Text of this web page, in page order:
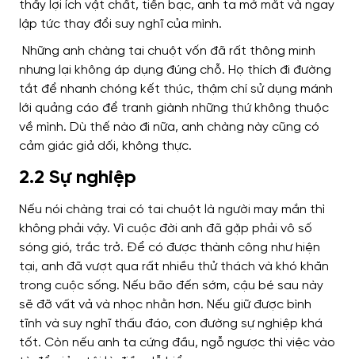
thấy lợi ích vật chất, tiền bạc, anh ta mở mắt và ngay
lập tức thay đổi suy nghĩ của mình.
Những anh chàng tai chuột vốn đã rất thông minh
nhưng lại không áp dụng đúng chỗ. Họ thích đi đường
tắt để nhanh chóng kết thúc, thậm chí sử dụng mánh
lới quảng cáo để tranh giành những thứ không thuộc
về mình. Dù thế nào đi nữa, anh chàng này cũng có
cảm giác giả dối, không thực.
2.2 Sự nghiệp
Nếu nói chàng trai có tai chuột là người may mắn thì
không phải vậy. Vì cuộc đời anh đã gặp phải vô số
sóng gió, trắc trở. Để có được thành công như hiện
tại, anh đã vượt qua rất nhiều thử thách và khó khăn
trong cuộc sống. Nếu bão đến sớm, cậu bé sau này
sẽ đỡ vất vả và nhọc nhằn hơn. Nếu giữ được bình
tĩnh và suy nghĩ thấu đáo, con đường sự nghiệp khá
tốt. Còn nếu anh ta cứng đầu, ngỗ ngược thì việc vào